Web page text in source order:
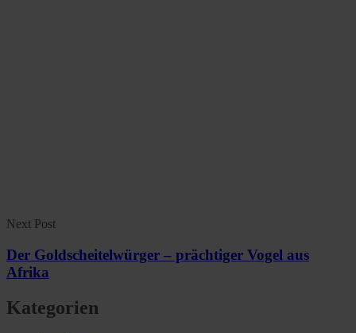
Next Post
Der Goldscheitelwürger – prächtiger Vogel aus
Afrika
Kategorien